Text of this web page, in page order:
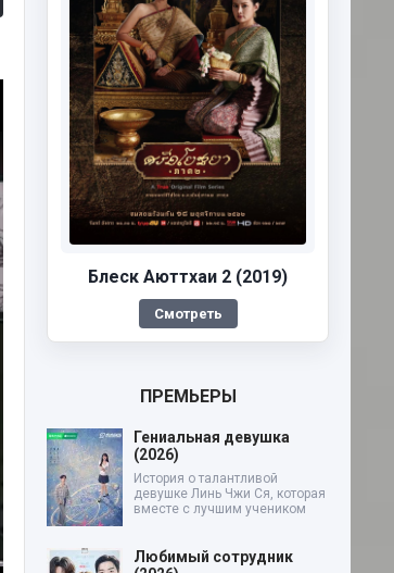
Блеск Аюттхаи 2 (2019)
Смотреть
ПРЕМЬЕРЫ
Гениальная девушка
(2026)
История о талантливой
девушке Линь Чжи Ся, которая
вместе с лучшим учеником
Любимый сотрудник